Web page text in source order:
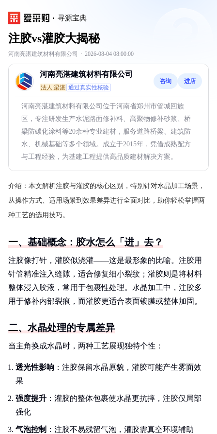
寻源宝典
注胶vs灌胶大揭秘
河南亮湛建筑材料有限公司 · 2026-08-04 08:00:00
河南亮湛建筑材料有限公司
法人:梁湛 通过真实性核验
咨询 进店
河南亮湛建筑材料有限公司位于河南省郑州市管城回族
区，专注研发生产水泥路面修补料、高聚物修补砂浆、桥
梁防碳化涂料等20余种专业建材，服务道路桥梁、建筑防
水、机械基础等多个领域。成立于2015年，凭借成熟配方
与工程经验，为基建工程提供高品质建材解决方案。
介绍： 本文解析注胶与灌胶的核心区别，特别针对水晶加工场景，
从操作方式、适用场景到效果差异进行全面对比，助你轻松掌握两
种工艺的选用技巧。
一、基础概念：胶水怎么「进」去？
注胶像打针，灌胶似浇灌——这是最形象的比喻。注胶用
针管精准注入缝隙，适合修复细小裂纹；灌胶则是将材料
整体浸入胶液，常用于包裹性处理。水晶加工中，注胶多
用于修补内部裂痕，而灌胶更适合表面镀膜或整体加固。
二、水晶处理的专属差异
当主角换成水晶时，两种工艺展现独特个性：
透光性影响 ：注胶保留水晶原貌，灌胶可能产生雾面效
果
强度提升 ：灌胶的整体包裹使水晶更抗摔，注胶仅局部
强化
气泡控制 ：注胶不易残留气泡，灌胶需真空环境辅助